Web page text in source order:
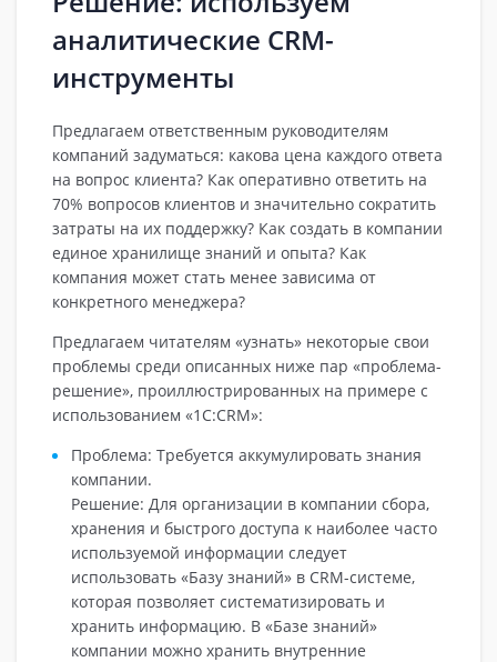
аналитические CRM-
инструменты
Предлагаем ответственным руководителям
компаний задуматься: какова цена каждого ответа
на вопрос клиента? Как оперативно ответить на
70% вопросов клиентов и значительно сократить
затраты на их поддержку? Как создать в компании
единое хранилище знаний и опыта? Как
компания может стать менее зависима от
конкретного менеджера?
Предлагаем читателям «узнать» некоторые свои
проблемы среди описанных ниже пар «проблема-
решение», проиллюстрированных на примере с
использованием «1С:CRM»:
Проблема: Требуется аккумулировать знания
компании.
Решение: Для организации в компании сбора,
хранения и быстрого доступа к наиболее часто
используемой информации следует
использовать «Базу знаний» в CRM-системе,
которая позволяет систематизировать и
хранить информацию. В «Базе знаний»
компании можно хранить внутренние